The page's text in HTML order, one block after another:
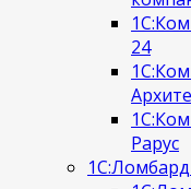
24
Рарус